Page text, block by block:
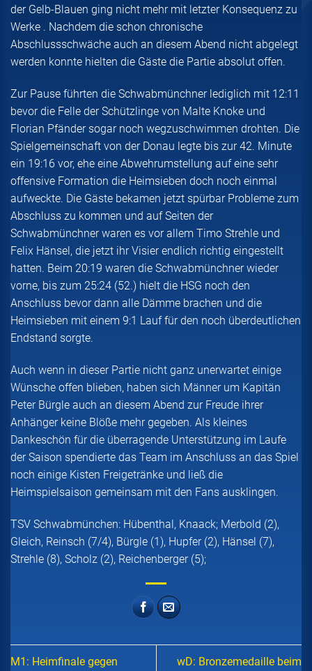
der Gelb-Blauen ging nicht mehr mit letzter Konsequenz zu
Werke . Nachdem die schon chronische
Abschlussschwäche auch an diesem Abend nicht abgelegt
werden konnte hielten die Gäste die Partie absolut offen.
Zur Pause führten die Schwabmünchner lediglich mit 12:11
bevor die Felle der Schützlinge von Malte Knoke und
Florian Pfänder sogar noch wegzuschwimmen drohten. Die
Spielgemeinschaft von der Donau legte bis zur 42. Minute
ein 19:16 vor, ehe eine Abwehrumstellung auf eine sehr
offensive Formation die Heimsieben doch noch einmal
aufweckte. Die Gäste bekamen jetzt spürbar Probleme zum
Abschluss zu kommen und auf Seiten der
Schwabmünchner waren es vor allem Timo Strehle und
Felix Hänsel, die jetzt ihr Visier endlich richtig eingestellt
hatten. Beim 20:19 waren die Schwabmünchner wieder
vorne, bis zum 25:24 (52.) hielt die HSG noch den
Anschluss bevor dann alle Dämme brachen und die
Heimsieben mit einem 9:1 Lauf für den noch überdeutlichen
Endstand sorgte.
Auch wenn in dieser Partie nicht ganz unerwartet einige
Wünsche offen blieben, haben sich Männer um Kapitän
Peter Bürgle auch an diesem Abend zur Freude ihrer
Anhänger keine Blöße mehr gegeben. Als kleines
Dankeschön für die überragende Unterstützung im Laufe
der Saison spendierte das Team im Anschluss an das Spiel
noch einige Kisten Freigetränke und ließ die
Heimspielsaison gemeinsam mit den Fans ausklingen.
TSV Schwabmünchen: Hübenthal, Knaack; Merbold (2),
Gleich, Reinsch (7/4), Bürgle (1), Hupfer (2), Hänsel (7),
Strehle (8), Scholz (2), Reichenberger (5);
M1: Heimfinale gegen
wD: Bronzemedaille beim